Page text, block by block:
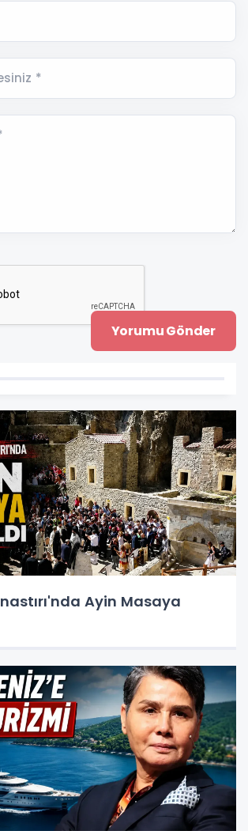
*
Ayin Masaya